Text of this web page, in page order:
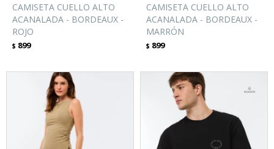
CAMISETA CUELLO ALTO
ACANALADA - BORDEAUX -
ROJO
$ 899
CAMISETA CUELLO ALTO
ACANALADA - BORDEAUX -
MARRÓN
$ 899